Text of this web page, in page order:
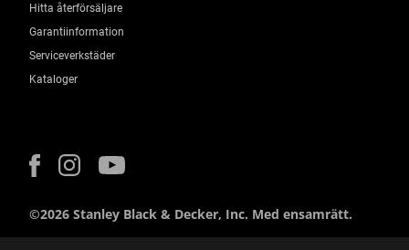
Hitta återförsäljare
Garantiinformation
Serviceverkstäder
Kataloger
©2026 Stanley Black & Decker, Inc. Med ensamrätt.